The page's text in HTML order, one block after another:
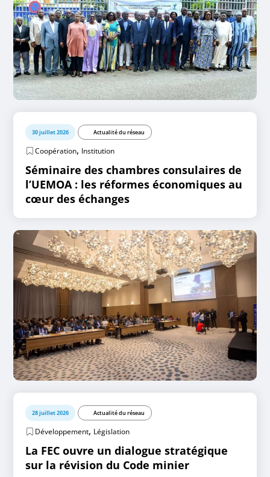
30 juillet 2026 Actualité du réseau
Coopération, Institution
Séminaire des chambres consulaires de
l’UEMOA : les réformes économiques au
cœur des échanges
28 juillet 2026 Actualité du réseau
Développement, Législation
La FEC ouvre un dialogue stratégique
sur la révision du Code minier